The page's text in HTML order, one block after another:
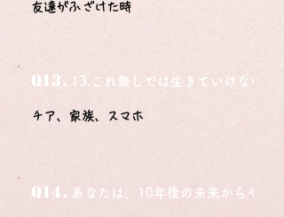
友達がふざけた時
Q13. 13.これ無しでは生きていけないモ
チア、家族、スマホ
Q14. あなたは、10年後の未来からやっ